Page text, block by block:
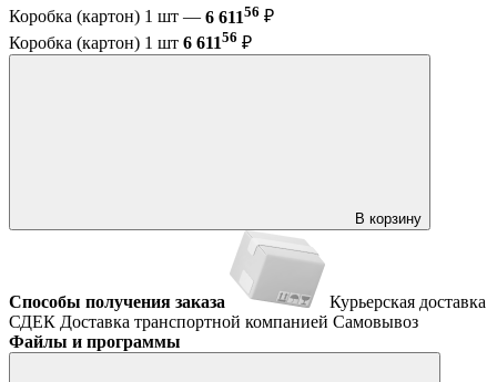
Коробка (картон) 1 шт — 6 61156 ₽
Коробка (картон) 1 шт 6 61156 ₽
В корзину
Способы получения заказа
Курьерская доставка
СДЕК Доставка транспортной компанией Самовывоз
Файлы и программы